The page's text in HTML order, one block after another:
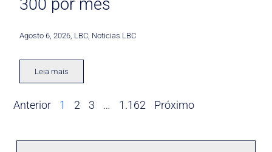
300 por mês
Agosto 6, 2026 LBC Noticias LBC
Leia mais
Anterior 1 2 3 … 1.162 Próximo